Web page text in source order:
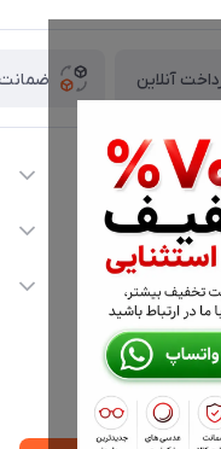
آنلاین ضمانت
کشور